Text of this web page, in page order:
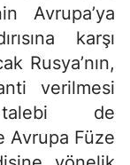
Avrupa’ya
karşı
Rusya’nın,
verilmesi
de
Avrupa Füze